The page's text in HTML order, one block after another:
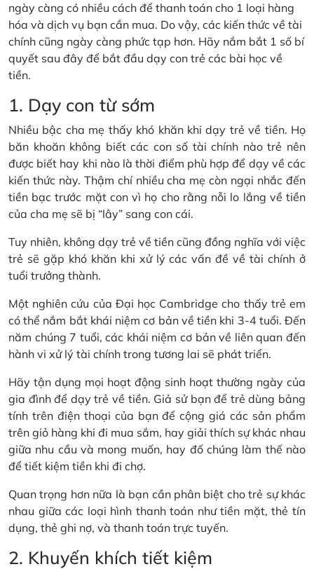
ngày càng có nhiều cách để thanh toán cho 1 loại hàng
hóa và dịch vụ bạn cần mua. Do vậy, các kiến thức về tài
chính cũng ngày càng phức tạp hơn. Hãy nắm bắt 1 số bí
quyết sau đây để bắt đầu dạy con trẻ các bài học về
tiền.
1. Dạy con từ sớm
Nhiều bậc cha mẹ thấy khó khăn khi dạy trẻ về tiền. Họ
băn khoăn không biết các con số tài chính nào trẻ nên
được biết hay khi nào là thời điểm phù hợp để dạy về các
kiến thức này. Thậm chí nhiều cha mẹ còn ngại nhắc đến
tiền bạc trước mặt con vì họ cho rằng nỗi lo lắng về tiền
của cha mẹ sẽ bị “lây” sang con cái.
Tuy nhiên, không dạy trẻ về tiền cũng đồng nghĩa với việc
trẻ sẽ gặp khó khăn khi xử lý các vấn đề về tài chính ở
tuổi trưởng thành.
Một nghiên cứu của Đại học Cambridge cho thấy trẻ em
có thể nắm bắt khái niệm cơ bản về tiền khi 3-4 tuổi. Đến
năm chúng 7 tuổi, các khái niệm cơ bản về liên quan đến
hành vi xử lý tài chính trong tương lai sẽ phát triển.
Hãy tận dụng mọi hoạt động sinh hoạt thường ngày của
gia đình để dạy trẻ về tiền. Giả sử bạn để trẻ dùng bảng
tính trên điện thoại của bạn để cộng giá các sản phẩm
trên giỏ hàng khi đi mua sắm, hay giải thích sự khác nhau
giữa nhu cầu và mong muốn, hay đố chúng làm thế nào
để tiết kiệm tiền khi đi chợ.
Quan trọng hơn nữa là bạn cần phân biệt cho trẻ sự khác
nhau giữa các loại hình thanh toán như tiền mặt, thẻ tín
dụng, thẻ ghi nợ, và thanh toán trực tuyến.
2. Khuyến khích tiết kiệm